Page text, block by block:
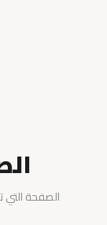
الصفحة